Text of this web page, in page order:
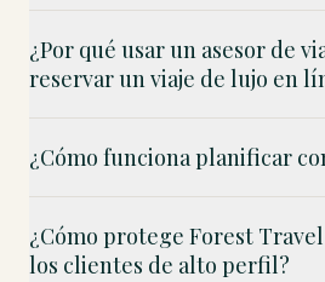
¿Por qué usar un asesor de
reservar un viaje de lujo en
¿Cómo funciona planificar
¿Cómo protege Forest
los clientes de alto perfil?